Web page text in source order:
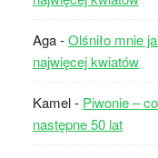
Aga-Olśniło mnie
najwięcej kwiatów
Kamel- Piwonie –
następne 50 lat